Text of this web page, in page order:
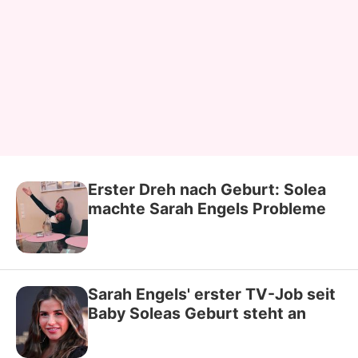
Erster Dreh nach Geburt: Solea
machte Sarah Engels Probleme
Sarah Engels' erster TV-Job seit
Baby Soleas Geburt steht an